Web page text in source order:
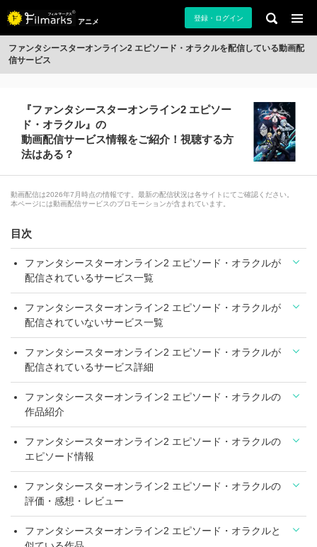
アニメ 登録・ログイン
ファンタシースターオンライン2 エピソード・オラクルを配信している動画配
信サービス
『ファンタシースターオンライン2 エピソー
ド・オラクル』の
動画配信サービス情報をご紹介！視聴する方
法はある？
動画配信は2026年7月時点の情報です。最新の配信状況は各サイトにてご確認ください。
本ページには動画配信サービスのプロモーションが含まれています。
目次
ファンタシースターオンライン2 エピソード・オラクルが
配信されているサービス一覧
ファンタシースターオンライン2 エピソード・オラクルが
配信されていないサービス一覧
ファンタシースターオンライン2 エピソード・オラクルが
配信されているサービス詳細
ファンタシースターオンライン2 エピソード・オラクルの
作品紹介
ファンタシースターオンライン2 エピソード・オラクルの
エピソード情報
ファンタシースターオンライン2 エピソード・オラクルの
評価・感想・レビュー
ファンタシースターオンライン2 エピソード・オラクルと